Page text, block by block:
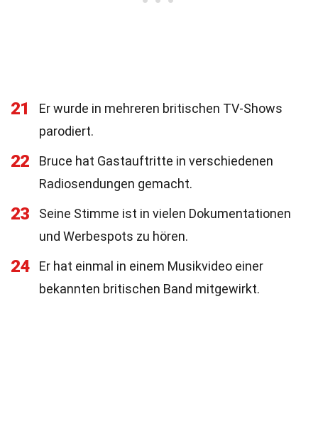
21
Er wurde in mehreren britischen TV-Shows
parodiert.
22
Bruce hat Gastauftritte in verschiedenen
Radiosendungen gemacht.
23
Seine Stimme ist in vielen Dokumentationen
und Werbespots zu hören.
24
Er hat einmal in einem Musikvideo einer
bekannten britischen Band mitgewirkt.